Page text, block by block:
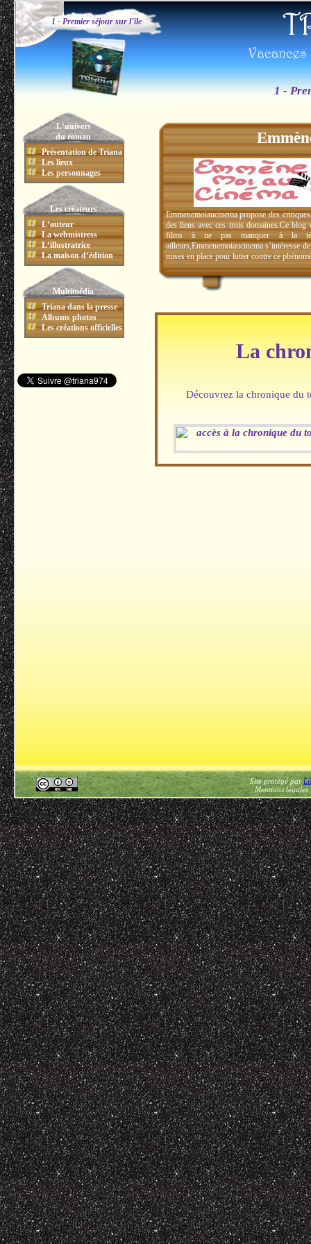
1 - Premier séjour sur l’île
1 -
L‘univers
du roman
Présentation de Triana
Les lieux
Les personnages
Les créateurs
L‘auteur
La webmistress
L‘illustratrice
La maison d‘édition
Multimédia
Triana dans la presse
Albums photos
Les créations officielles
Emmenemoiaucinema propose des
des liens avec ces trois domaines.Ce
films à ne pas manquer à la
ailleurs,Emmenemoiaucinema s’intéresse
mises en place pour lutter contre ce
La
Découvrez la chronique du
Site protégé par
Mentions